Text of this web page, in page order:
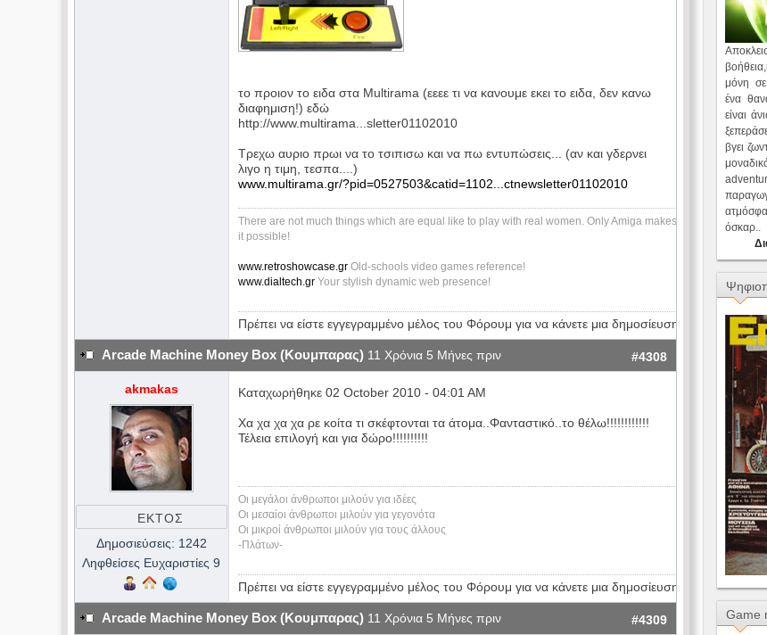
το προιον το ειδα στα Multirama (εεεε τι να κανουμε εκει το ειδα, δεν κανω
διαφημιση!) εδώ
http://www.multirama...sletter01102010
Τρεχω αυριο πρωι να το τσιπισω και να πω εντυπώσεις... (αν και γδερνει
λιγο η τιμη, τεσπα....)
www.multirama.gr/?pid=0527503&catid=1102...ctnewsletter01102010
There are not much things which are equal like to play with real women. Only Amiga makes
it possible!
www.retroshowcase.grOld-schools video games reference!
www.dialtech.grYour stylish dynamic web presence!
Πρέπει να είστε εγγεγραμμένο μέλος του Φόρουμ για να κάνετε μια δημοσίευση.
Arcade Machine Money Box (Κουμπαρας) 11 Χρόνια 5 Μήνες πριν #4308
akmakas
ΕΚΤΟΣ
Δημοσιεύσεις: 1242
Ληφθείσες Ευχαριστίες 9
Καταχωρήθηκε 02 October 2010 - 04:01 AM
Χα χα χα χα ρε κοίτα τι σκέφτονται τα άτομα..Φανταστικό..το θέλω!!!!!!!!!!!!
Τέλεια επιλογή και για δώρο!!!!!!!!!!
Οι μεγάλοι άνθρωποι μιλούν για ιδέες
Οι μεσαίοι άνθρωποι μιλούν για γεγονότα
Οι μικροί άνθρωποι μιλούν για τους άλλους
-Πλάτων-
Πρέπει να είστε εγγεγραμμένο μέλος του Φόρουμ για να κάνετε μια δημοσίευση.
Arcade Machine Money Box (Κουμπαρας) 11 Χρόνια 5 Μήνες πριν #4309
μόνη
ένα
είναι
βγει
όσκαρ..
Game